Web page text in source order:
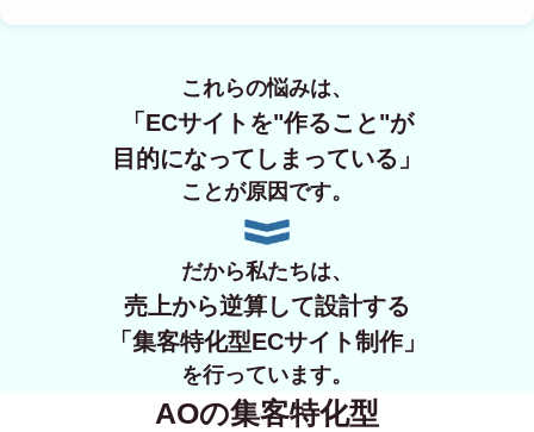
これらの悩みは、
「ECサイトを"作ること"が
目的になってしまっている」
ことが原因です。
だから私たちは、
売上から逆算して設計する
「集客特化型ECサイト制作」
を行っています。
AOの集客特化型